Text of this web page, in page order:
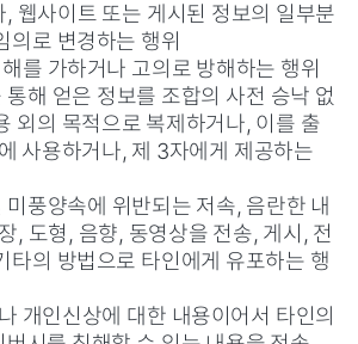
, 웹사이트 또는 게시된 정보의 일부분
의로 변경하는 행위
를 가하거나 고의로 방해하는 행위
해 얻은 정보를 조합의 사전 승낙 없
외의 목적으로 복제하거나, 이를 출
사용하거나, 제 3자에게 제공하는
풍양속에 위반되는 저속, 음란한 내
, 도형, 음향, 동영상을 전송, 게시, 전
타의 방법으로 타인에게 유포하는 행
개인신상에 대한 내용이어서 타인의